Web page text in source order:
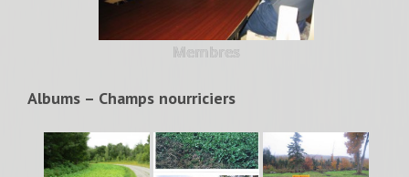
Membres
Albums – Champs nourriciers